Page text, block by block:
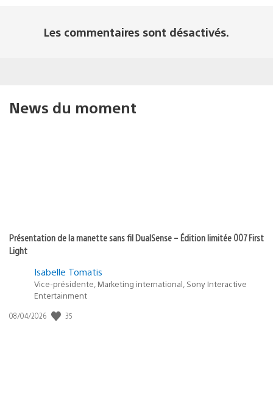
Les commentaires sont désactivés.
News du moment
Présentation de la manette sans fil DualSense – Édition limitée 007 First
Light
Isabelle Tomatis
Vice-présidente, Marketing international, Sony Interactive
Entertainment
Date
08/04/2026 35